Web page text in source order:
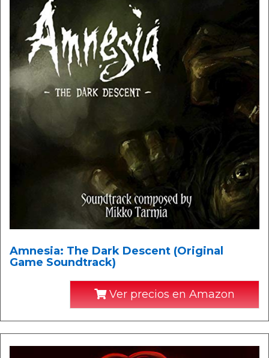
Amnesia: The Dark Descent (Original
Game Soundtrack)
Ver precios en Amazon